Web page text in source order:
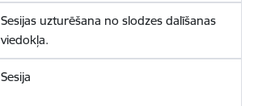
Sesijas uzturēšana no slodzes dalīšanas
viedokļa.
Sesija